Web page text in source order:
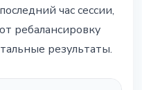
час сессии,
ребалансировку
результаты.